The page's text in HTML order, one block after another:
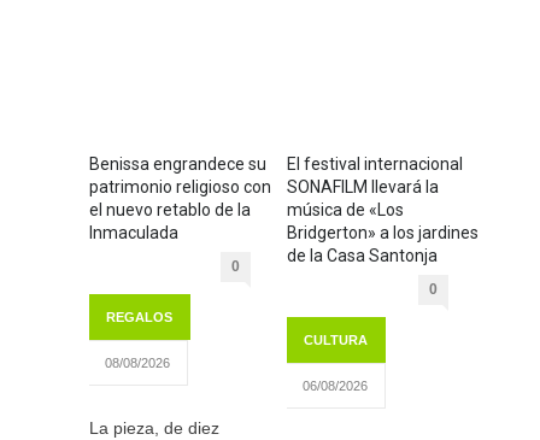
Benissa engrandece su
patrimonio religioso con
el nuevo retablo de la
Inmaculada
0
REGALOS
08/08/2026
La pieza, de diez
El festival internacional
SONAFILM llevará la
música de «Los
Bridgerton» a los jardines
de la Casa Santonja
0
CULTURA
06/08/2026